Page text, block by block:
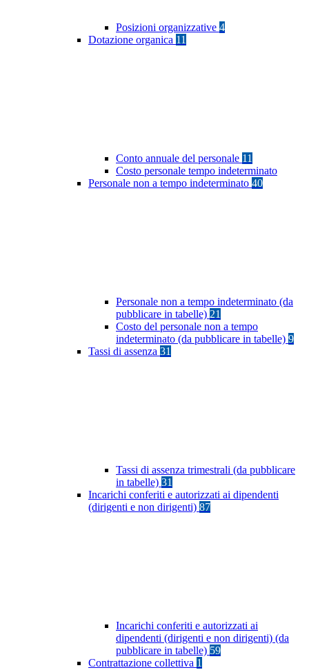
Posizioni organizzative 4
Dotazione organica 11
Conto annuale del personale 11
Costo personale tempo indeterminato
Personale non a tempo indeterminato 40
Personale non a tempo indeterminato (da
pubblicare in tabelle) 21
Costo del personale non a tempo
indeterminato (da pubblicare in tabelle) 9
Tassi di assenza 31
Tassi di assenza trimestrali (da pubblicare
in tabelle) 31
Incarichi conferiti e autorizzati ai dipendenti
(dirigenti e non dirigenti) 87
Incarichi conferiti e autorizzati ai
dipendenti (dirigenti e non dirigenti) (da
pubblicare in tabelle) 59
Contrattazione collettiva 1